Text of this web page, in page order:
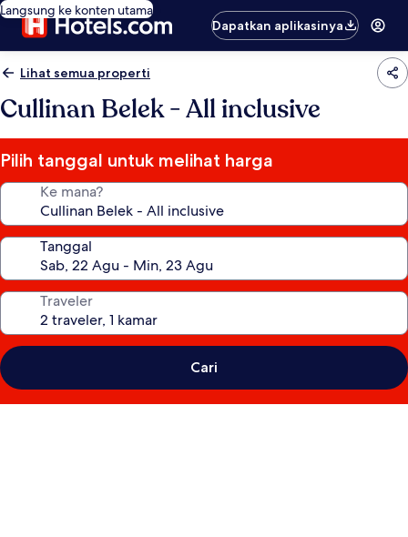
Langsung ke konten utama
Dapatkan aplikasinya
Lihat semua properti
Cullinan Belek - All inclusive
Pilih tanggal untuk melihat harga
Ke mana?
Tanggal
Traveler
Cari